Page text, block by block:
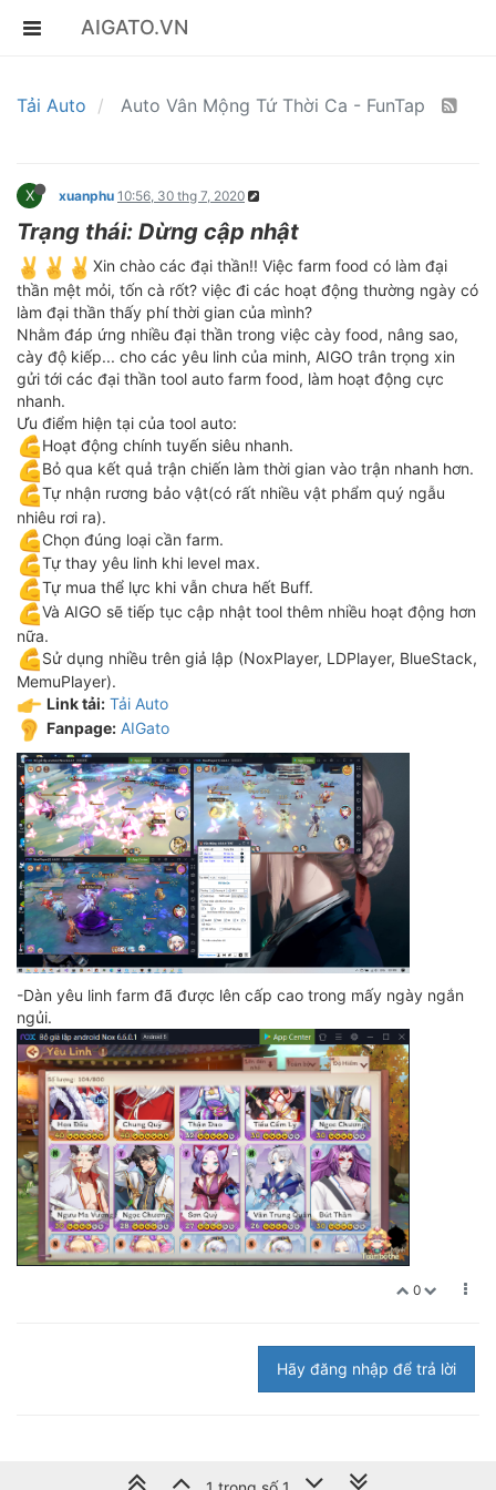
AIGATO.VN
Tải Auto Auto Vân Mộng Tứ Thời Ca - FunTap
X xuanphu 10:56, 30 thg 7, 2020
Trạng thái: Dừng cập nhật
️Xin chào các đại thần!! Việc farm food có làm đại
thần mệt mỏi, tốn cà rốt? việc đi các hoạt động thường ngày có
làm đại thần thấy phí thời gian của mình?
Nhằm đáp ứng nhiều đại thần trong việc cày food, nâng sao,
cày độ kiếp... cho các yêu linh của minh, AIGO trân trọng xin
gửi tới các đại thần tool auto farm food, làm hoạt động cực
nhanh.
Ưu điểm hiện tại của tool auto:
Hoạt động chính tuyến siêu nhanh.
Bỏ qua kết quả trận chiến làm thời gian vào trận nhanh hơn.
Tự nhận rương bảo vật(có rất nhiều vật phẩm quý ngẫu
nhiêu rơi ra).
Chọn đúng loại cần farm.
Tự thay yêu linh khi level max.
Tự mua thể lực khi vẫn chưa hết Buff.
Và AIGO sẽ tiếp tục cập nhật tool thêm nhiều hoạt động hơn
nữa.
Sử dụng nhiều trên giả lập (NoxPlayer, LDPlayer, BlueStack,
MemuPlayer).
Link tải: Tải Auto
Fanpage: AIGato
-Dàn yêu linh farm đã được lên cấp cao trong mấy ngày ngắn
ngủi.
0
Hãy đăng nhập để trả lời